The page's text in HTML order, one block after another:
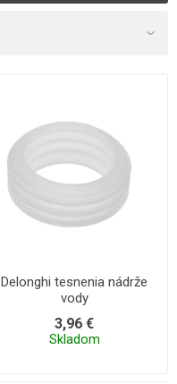
Delonghi tesnenia nádrže
vody
3,96 €
Skladom